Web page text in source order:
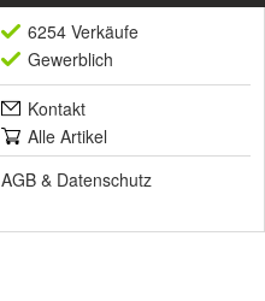
6254 Verkäufe
Gewerblich
Kontakt
Alle Artikel
AGB & Datenschutz